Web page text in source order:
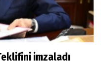
imzaladı